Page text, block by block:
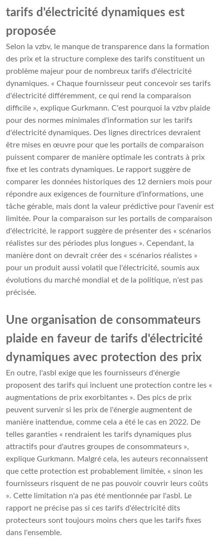
tarifs d'électricité dynamiques est
proposée
Selon la vzbv, le manque de transparence dans la formation
des prix et la structure complexe des tarifs constituent un
problème majeur pour de nombreux tarifs d'électricité
dynamiques. « Chaque fournisseur peut concevoir ses tarifs
d'électricité différemment, ce qui rend la comparaison
difficile », explique Gurkmann. C'est pourquoi la vzbv plaide
pour des normes minimales d'information sur les tarifs
d'électricité dynamiques. Des lignes directrices devraient
être mises en œuvre pour que les portails de comparaison
puissent comparer de manière optimale les contrats à prix
fixe et les contrats dynamiques. Le rapport suggère de
comparer les données historiques des 12 derniers mois pour
répondre aux exigences de fourniture d'informations, une
tâche gérable, mais dont la valeur prédictive pour l'avenir est
limitée. Pour la comparaison sur les portails de comparaison
d'électricité, le rapport suggère de présenter des « scénarios
réalistes sur des périodes plus longues ». Cependant, la
manière dont on devrait créer des « scénarios réalistes »
pour un produit aussi volatil que l'électricité, soumis aux
évolutions du marché mondial et de la politique, n'est pas
précisée.
Une organisation de consommateurs
plaide en faveur de tarifs d'électricité
dynamiques avec protection des prix
En outre, l'asbl exige que les fournisseurs d'énergie
proposent des tarifs qui incluent une protection contre les «
augmentations de prix exorbitantes ». Des pics de prix
peuvent survenir si les prix de l'énergie augmentent de
manière inattendue, comme cela a été le cas en 2022. De
telles garanties « rendraient les tarifs dynamiques plus
attractifs pour d'autres groupes de consommateurs »,
explique Gurkmann. Malgré cela, les auteurs reconnaissent
que cette protection est probablement limitée, « sinon les
fournisseurs risquent de ne pas pouvoir couvrir leurs coûts
». Cette limitation n'a pas été mentionnée par l'asbl. Le
rapport ne précise pas si ces tarifs d'électricité dits
protecteurs sont toujours moins chers que les tarifs fixes
dans l'ensemble.